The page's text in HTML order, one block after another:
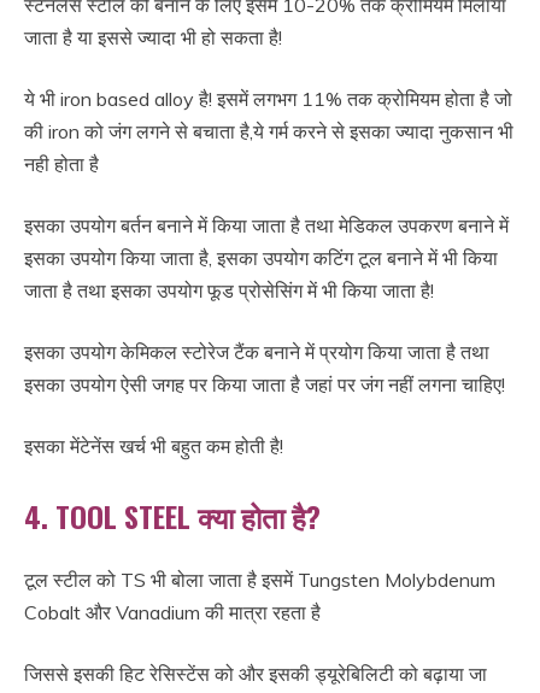
स्टेनलेस स्टील को बनाने के लिए इसमें 10-20% तक क्रोमियम मिलाया
जाता है या इससे ज्यादा भी हो सकता है!
ये भी iron based alloy है! इसमें लगभग 11% तक क्रोमियम होता है जो
की iron को जंग लगने से बचाता है,ये गर्म करने से इसका ज्यादा नुकसान भी
नही होता है
इसका उपयोग बर्तन बनाने में किया जाता है तथा मेडिकल उपकरण बनाने में
इसका उपयोग किया जाता है, इसका उपयोग कटिंग टूल बनाने में भी किया
जाता है तथा इसका उपयोग फूड प्रोसेसिंग में भी किया जाता है!
इसका उपयोग केमिकल स्टोरेज टैंक बनाने में प्रयोग किया जाता है तथा
इसका उपयोग ऐसी जगह पर किया जाता है जहां पर जंग नहीं लगना चाहिए!
इसका मेंटेनेंस खर्च भी बहुत कम होती है!
4. TOOL STEEL क्या होता है?
टूल स्टील को TS भी बोला जाता है इसमें Tungsten Molybdenum
Cobalt और Vanadium की मात्रा रहता है
जिससे इसकी हिट रेसिस्टेंस को और इसकी ड्यूरेबिलिटी को बढ़ाया जा